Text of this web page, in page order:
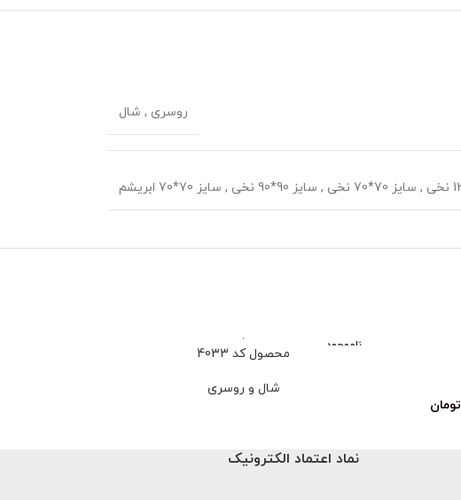
روسری , شال
, سایز 70*70 نخی , سایز 90*90 نخی , سایز 70*70 ابریشم
تومان
ناموجود محصول کد 4033
شال و روسری
نماد اعتماد الکترونیک